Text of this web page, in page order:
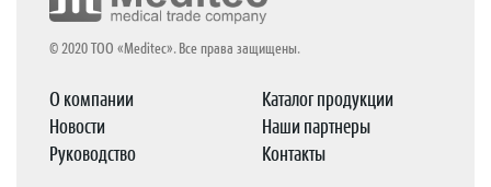
© 2020 ТОО «Meditec». Все права защищены.
О компании
Новости
Руководство
Каталог продукции
Наши партнеры
Контакты